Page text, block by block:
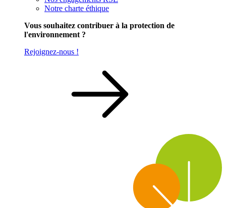
Notre charte éthique
Vous souhaitez contribuer à la protection de
l'environnement ?
Rejoignez-nous !